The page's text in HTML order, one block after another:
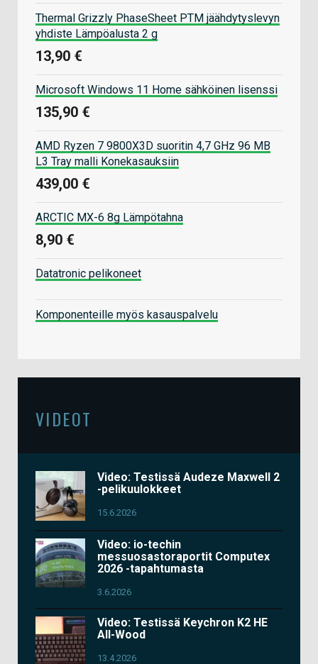
Thermal Grizzly PhaseSheet PTM jäähdytyslevyn
yhdiste Lämpöalusta 2 g
13,90 €
Microsoft Windows 11 Home sähköinen lisenssi
135,90 €
AMD Ryzen 7 9800X3D suoritin 4,7 GHz 96 MB
L3 Tray malli Konekasauksiin
439,00 €
ARCTIC MX-6 8g Lämpötahna
8,90 €
Datatronic pelikoneet
Komponenteille myös kasauspalvelu
VIDEOT
Video: Testissä Audeze Maxwell 2
-pelikuulokkeet
15.6.2026
Video: io-techin
messuosastoraportit Computex
2026 -tapahtumasta
3.6.2026
Video: Testissä Keychron K2 HE
All-Wood
13.4.2026